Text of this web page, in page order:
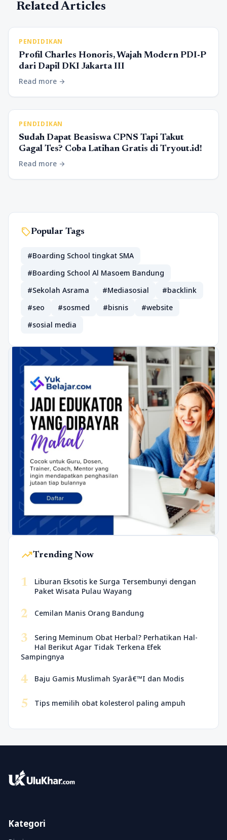
Related Articles
PENDIDIKAN
Profil Charles Honoris, Wajah Modern PDI-P
dari Dapil DKI Jakarta III
Read more arrow_forward
PENDIDIKAN
Sudah Dapat Beasiswa CPNS Tapi Takut
Gagal Tes? Coba Latihan Gratis di Tryout.id!
Read more arrow_forward
sellPopular Tags
#Boarding School tingkat SMA
#Boarding School Al Masoem Bandung
#Sekolah Asrama
#Mediasosial
#backlink
#seo
#sosmed #bisnis
#website
#sosial media
trending_upTrending Now
1
Liburan Eksotis ke Surga Tersembunyi dengan
Paket Wisata Pulau Wayang
2 Cemilan Manis Orang Bandung
3
Sering Meminum Obat Herbal? Perhatikan Hal-
Hal Berikut Agar Tidak Terkena Efek
Sampingnya
4 Baju Gamis Muslimah Syarâ€™I dan Modis
5 Tips memilih obat kolesterol paling ampuh
Kategori